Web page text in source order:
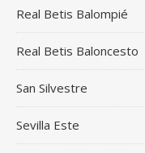
Real Betis Balompié
Real Betis Baloncesto
San Silvestre
Sevilla Este